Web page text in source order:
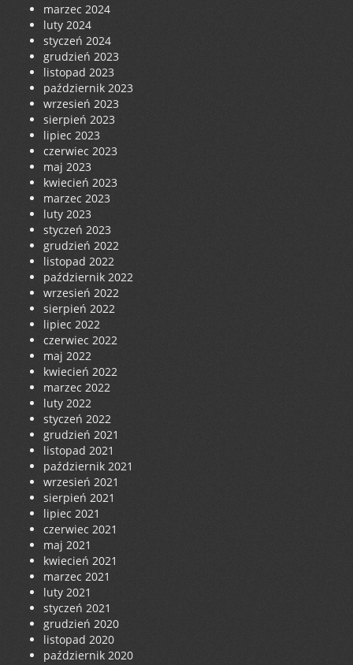
marzec 2024
luty 2024
styczeń 2024
grudzień 2023
listopad 2023
październik 2023
wrzesień 2023
sierpień 2023
lipiec 2023
czerwiec 2023
maj 2023
kwiecień 2023
marzec 2023
luty 2023
styczeń 2023
grudzień 2022
listopad 2022
październik 2022
wrzesień 2022
sierpień 2022
lipiec 2022
czerwiec 2022
maj 2022
kwiecień 2022
marzec 2022
luty 2022
styczeń 2022
grudzień 2021
listopad 2021
październik 2021
wrzesień 2021
sierpień 2021
lipiec 2021
czerwiec 2021
maj 2021
kwiecień 2021
marzec 2021
luty 2021
styczeń 2021
grudzień 2020
listopad 2020
październik 2020